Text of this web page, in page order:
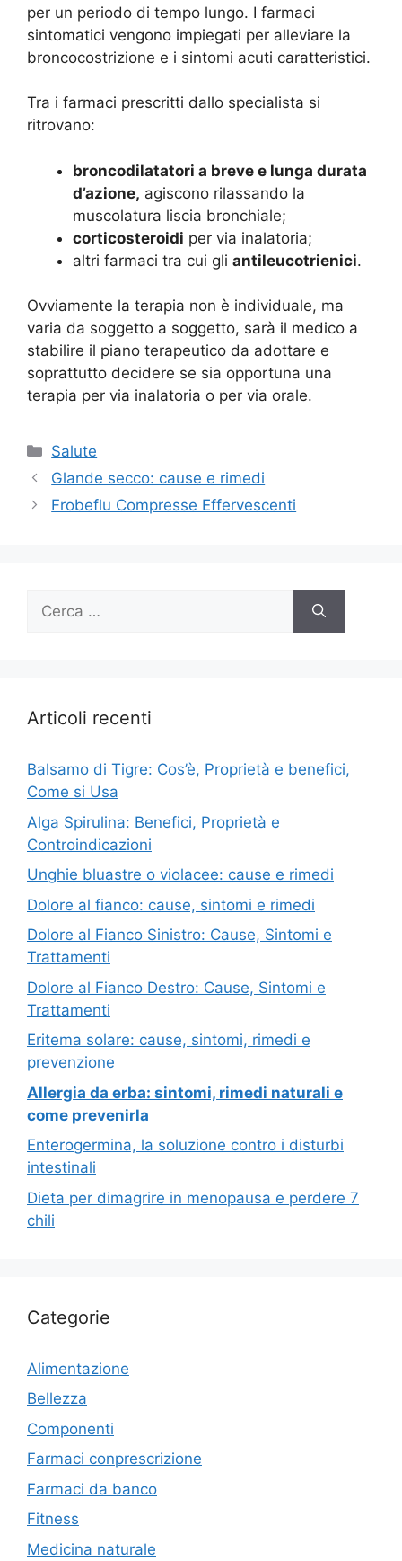
per un periodo di tempo lungo. I farmaci
sintomatici vengono impiegati per alleviare la
broncocostrizione e i sintomi acuti caratteristici.
Tra i farmaci prescritti dallo specialista si
ritrovano:
broncodilatatori a breve e lunga durata
d’azione, agiscono rilassando la
muscolatura liscia bronchiale;
corticosteroidi per via inalatoria;
altri farmaci tra cui gli antileucotrienici.
Ovviamente la terapia non è individuale, ma
varia da soggetto a soggetto, sarà il medico a
stabilire il piano terapeutico da adottare e
soprattutto decidere se sia opportuna una
terapia per via inalatoria o per via orale.
Categorie
Salute
Glande secco: cause e rimedi
Frobeflu Compresse Effervescenti
Ricerca
Articoli recenti
Balsamo di Tigre: Cos’è, Proprietà e benefici,
Come si Usa
Alga Spirulina: Benefici, Proprietà e
Controindicazioni
Unghie bluastre o violacee: cause e rimedi
Dolore al fianco: cause, sintomi e rimedi
Dolore al Fianco Sinistro: Cause, Sintomi e
Trattamenti
Dolore al Fianco Destro: Cause, Sintomi e
Trattamenti
Eritema solare: cause, sintomi, rimedi e
prevenzione
Allergia da erba: sintomi, rimedi naturali e
come prevenirla
Enterogermina, la soluzione contro i disturbi
intestinali
Dieta per dimagrire in menopausa e perdere 7
chili
Categorie
Alimentazione
Bellezza
Componenti
Farmaci conprescrizione
Farmaci da banco
Fitness
Medicina naturale